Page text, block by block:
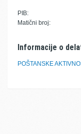
PIB:
Matični broj:
Informacije o
POŠTANSKE